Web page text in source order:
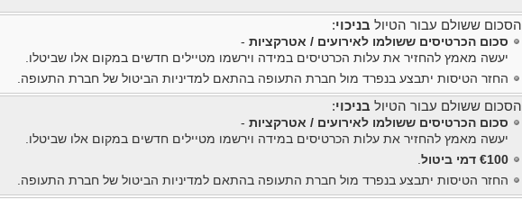
הסכום ששולם עבור הטיול בניכוי:
סכום הכרטיסים ששולמו לאירועים / אטרקציות -
יעשה מאמץ להחזיר את עלות הכרטיסים במידה וירשמו מטיילים חדשים במקום אלו שביטלו.
החזר הטיסות יתבצע בנפרד מול חברת התעופה בהתאם למדיניות הביטול של חברת התעופה.
הסכום ששולם עבור הטיול בניכוי:
סכום הכרטיסים ששולמו לאירועים / אטרקציות -
יעשה מאמץ להחזיר את עלות הכרטיסים במידה וירשמו מטיילים חדשים במקום אלו שביטלו.
€100 דמי ביטול
החזר הטיסות יתבצע בנפרד מול חברת התעופה בהתאם למדיניות הביטול של חברת התעופה.